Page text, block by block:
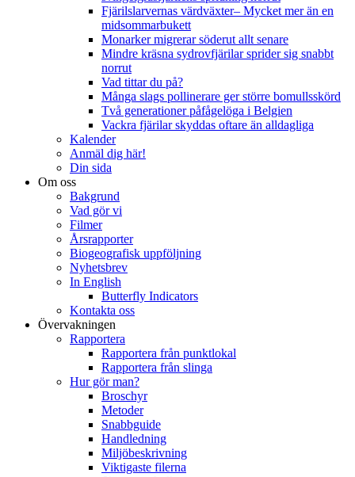
Fjärilslarvernas värdväxter– Mycket mer än en
midsommarbukett
Monarker migrerar söderut allt senare
Mindre kräsna sydrovfjärilar sprider sig snabbt
norrut
Vad tittar du på?
Många slags pollinerare ger större bomullsskörd
Två generationer påfågelöga i Belgien
Vackra fjärilar skyddas oftare än alldagliga
Kalender
Anmäl dig här!
Din sida
Om oss
Bakgrund
Vad gör vi
Filmer
Årsrapporter
Biogeografisk uppföljning
Nyhetsbrev
In English
Butterfly Indicators
Kontakta oss
Övervakningen
Rapportera
Rapportera från punktlokal
Rapportera från slinga
Hur gör man?
Broschyr
Metoder
Snabbguide
Handledning
Miljöbeskrivning
Viktigaste filerna